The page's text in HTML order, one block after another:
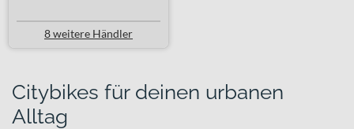
8 weitere Händler
Citybikes für deinen urbanen
Alltag